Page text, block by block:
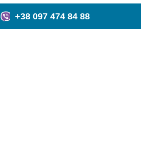
+38 097 474 84 88